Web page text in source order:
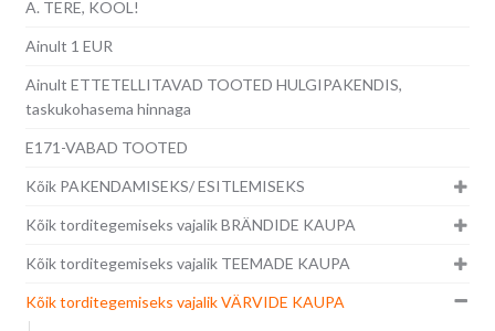
A. TERE, KOOL!
Ainult 1 EUR
Ainult ETTETELLITAVAD TOOTED HULGIPAKENDIS,
taskukohasema hinnaga
E171-VABAD TOOTED
Kõik PAKENDAMISEKS/ ESITLEMISEKS
Kõik torditegemiseks vajalik BRÄNDIDE KAUPA
Kõik torditegemiseks vajalik TEEMADE KAUPA
Kõik torditegemiseks vajalik VÄRVIDE KAUPA